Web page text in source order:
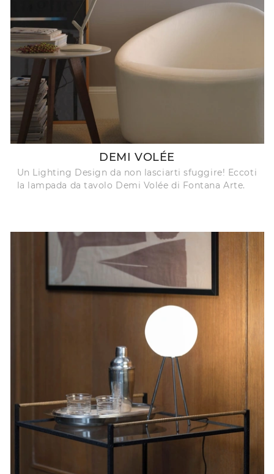
DEMI VOLÉE
Un Lighting Design da non lasciarti sfuggire! Eccoti
la lampada da tavolo Demi Volée di Fontana Arte.